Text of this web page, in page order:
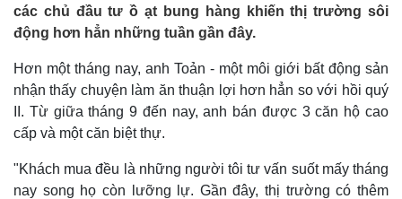
Biển đảo
các chủ đầu tư ồ ạt bung hàng khiến thị trường sôi
động hơn hẳn những tuần gần đây.
Hơn một tháng nay, anh Toản - một môi giới bất động sản
nhận thấy chuyện làm ăn thuận lợi hơn hẳn so với hồi quý
II. Từ giữa tháng 9 đến nay, anh bán được 3 căn hộ cao
cấp và một căn biệt thự.
"Khách mua đều là những người tôi tư vấn suốt mấy tháng
nay song họ còn lưỡng lự. Gần đây, thị trường có thêm